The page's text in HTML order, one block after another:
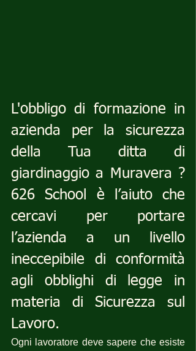
L'obbligo di formazione in
azienda per la sicurezza
della Tua ditta di
giardinaggio a Muravera ?
626 School è l’aiuto che
cercavi per portare
l’azienda a un livello
ineccepibile di conformità
agli obblighi di legge in
materia di Sicurezza sul
Lavoro.
Ogni lavoratore deve sapere che esiste